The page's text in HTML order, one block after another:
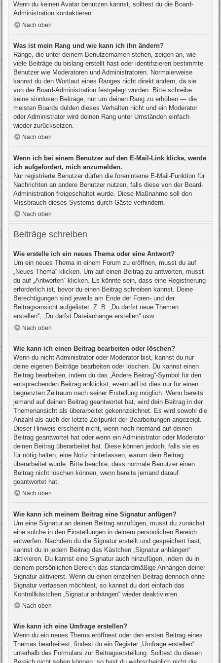
Wenn du keinen Avatar benutzen kannst, solltest du die Board-
Administration kontaktieren.
Nach oben
Was ist mein Rang und wie kann ich ihn ändern?
Ränge, die unter deinem Benutzernamen stehen, zeigen an, wie
viele Beiträge du bislang erstellt hast oder identifizieren bestimmte
Benutzer wie Moderatoren und Administratoren. Normalerweise
kannst du den Wortlaut eines Ranges nicht direkt ändern, da sie
von der Board-Administration festgelegt wurden. Bitte schreibe
keine sinnlosen Beiträge, nur um deinen Rang zu erhöhen — die
meisten Boards dulden dieses Verhalten nicht und ein Moderator
oder Administrator wird deinen Rang unter Umständen einfach
wieder zurücksetzen.
Nach oben
Wenn ich bei einem Benutzer auf den E-Mail-Link klicke, werde
ich aufgefordert, mich anzumelden.
Nur registrierte Benutzer dürfen die foreninterne E-Mail-Funktion für
Nachrichten an andere Benutzer nutzen, falls diese von der Board-
Administration freigeschaltet wurde. Diese Maßnahme soll den
Missbrauch dieses Systems durch Gäste verhindern.
Nach oben
Beiträge schreiben
Wie erstelle ich ein neues Thema oder eine Antwort?
Um ein neues Thema in einem Forum zu eröffnen, musst du auf
„Neues Thema“ klicken. Um auf einen Beitrag zu antworten, musst
du auf „Antworten“ klicken. Es könnte sein, dass eine Registrierung
erforderlich ist, bevor du einen Beitrag schreiben kannst. Deine
Berechtigungen sind jeweils am Ende der Foren- und der
Beitragsansicht aufgelistet. Z. B. „Du darfst neue Themen
erstellen“, „Du darfst Dateianhänge erstellen“ usw.
Nach oben
Wie kann ich einen Beitrag bearbeiten oder löschen?
Wenn du nicht Administrator oder Moderator bist, kannst du nur
deine eigenen Beiträge bearbeiten oder löschen. Du kannst einen
Beitrag bearbeiten, indem du das „Ändere Beitrag“-Symbol für den
entsprechenden Beitrag anklickst; eventuell ist dies nur für einen
begrenzten Zeitraum nach seiner Erstellung möglich. Wenn bereits
jemand auf deinen Beitrag geantwortet hat, wird dein Beitrag in der
Themenansicht als überarbeitet gekennzeichnet. Es wird sowohl die
Anzahl als auch der letzte Zeitpunkt der Bearbeitungen angezeigt.
Dieser Hinweis erscheint nicht, wenn noch niemand auf deinen
Beitrag geantwortet hat oder wenn ein Administrator oder Moderator
deinen Beitrag überarbeitet hat. Diese können jedoch, falls sie es
für nötig halten, eine Notiz hinterlassen, warum dein Beitrag
überarbeitet wurde. Bitte beachte, dass normale Benutzer einen
Beitrag nicht löschen können, wenn bereits jemand darauf
geantwortet hat.
Nach oben
Wie kann ich meinem Beitrag eine Signatur anfügen?
Um eine Signatur an deinen Beitrag anzufügen, musst du zunächst
eine solche in den Einstellungen in deinem persönlichen Bereich
entwerfen. Nachdem du die Signatur erstellt und gespeichert hast,
kannst du in jedem Beitrag das Kästchen „Signatur anhängen“
aktivieren. Du kannst eine Signatur auch hinzufügen, indem du in
deinem persönlichen Bereich das standardmäßige Anhängen deiner
Signatur aktivierst. Wenn du einen einzelnen Beitrag dennoch ohne
Signatur verfassen möchtest, so kannst du dort einfach das
Kontrollkästchen „Signatur anhängen“ wieder deaktivieren.
Nach oben
Wie kann ich eine Umfrage erstellen?
Wenn du ein neues Thema eröffnest oder den ersten Beitrag eines
Themas bearbeitest, findest du ein Register „Umfrage erstellen“
unterhalb des Formulars zur Beitragserstellung. Solltest du diesen